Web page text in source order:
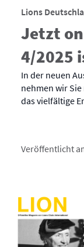
Lions
Jetzt
4/2025
In der neuen
nehmen wir
das vielfältige
Veröffentlicht